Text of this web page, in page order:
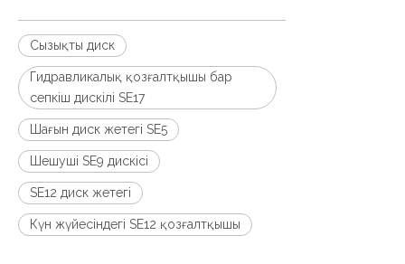
Сызықты диск
Гидравликалық қозғалтқышы бар
сепкіш дискілі SE17
Шағын диск жетегі SE5
Шешуші SE9 дискісі
SE12 диск жетегі
Күн жүйесіндегі SE12 қозғалтқышы